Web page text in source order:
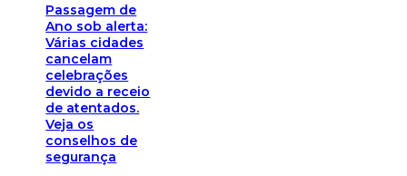
Passagem de
Ano sob alerta:
Várias cidades
cancelam
celebrações
devido a receio
de atentados.
Veja os
conselhos de
segurança